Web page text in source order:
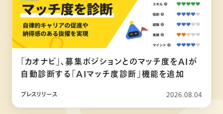
「カオナビ」、募集ポジションとのマッチ度をAIが
自動診断する「AIマッチ度診断」機能を追加
プレスリリース 2026.08.04